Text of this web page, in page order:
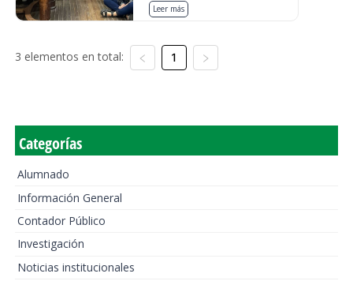
Leer más
3 elementos en total: 1
Categorías
Alumnado
Información General
Contador Público
Investigación
Noticias institucionales